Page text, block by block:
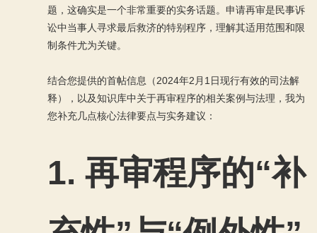
题，这确实是一个非常重要的实务话题。申请再审是民事诉
讼中当事人寻求最后救济的特别程序，理解其适用范围和限
制条件尤为关键。
结合您提供的首帖信息（2024年2月1日现行有效的司法解
释），以及知识库中关于再审程序的相关案例与法理，我为
您补充几点核心法律要点与实务建议：
1. 再审程序的“补